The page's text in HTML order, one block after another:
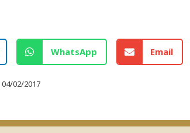
WhatsApp Email
04/02/2017